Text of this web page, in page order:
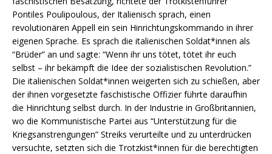
Pontiles Poulipoulous, der Italienisch sprach, einen
revolutionären Appell ein sein Hinrichtungskommando in ihrer
eigenen Sprache. Es sprach die italienischen Soldat*innen als
“Brüder” an und sagte: “Wenn ihr uns tötet, tötet ihr euch
selbst – ihr bekämpft die Idee der sozialistischen Revolution.”
Die italienischen Soldat*innen weigerten sich zu schießen, aber
der ihnen vorgesetzte faschistische Offizier führte daraufhin
die Hinrichtung selbst durch. In der Industrie in Großbritannien,
wo die Kommunistische Partei aus “Unterstützung für die
Kriegsanstrengungen” Streiks verurteilte und zu unterdrücken
versuchte, setzten sich die Trotzkist*innen für die berechtigten